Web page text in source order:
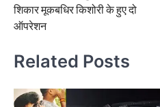
शिकार मूकबधिर किशोरी के हुए दो
ऑपरेशन
Related Posts